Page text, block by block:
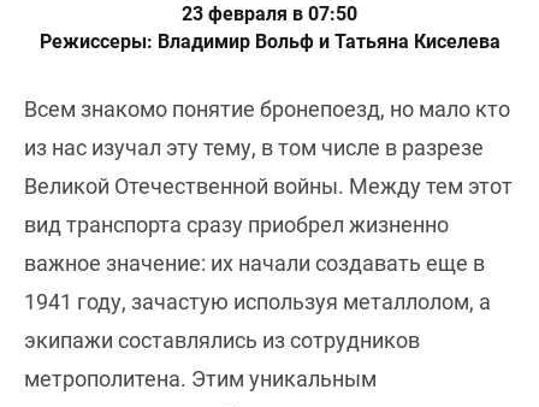
23 февраля в 07:50
Режиссеры: Владимир Вольф и Татьяна Киселева
Всем знакомо понятие бронепоезд, но мало кто
из нас изучал эту тему, в том числе в разрезе
Великой Отечественной войны. Между тем этот
вид транспорта сразу приобрел жизненно
важное значение: их начали создавать еще в
1941 году, зачастую используя металлолом, а
экипажи составлялись из сотрудников
метрополитена. Этим уникальным